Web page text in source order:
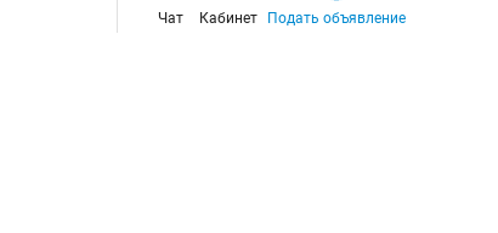
Чат Кабинет Подать объявление